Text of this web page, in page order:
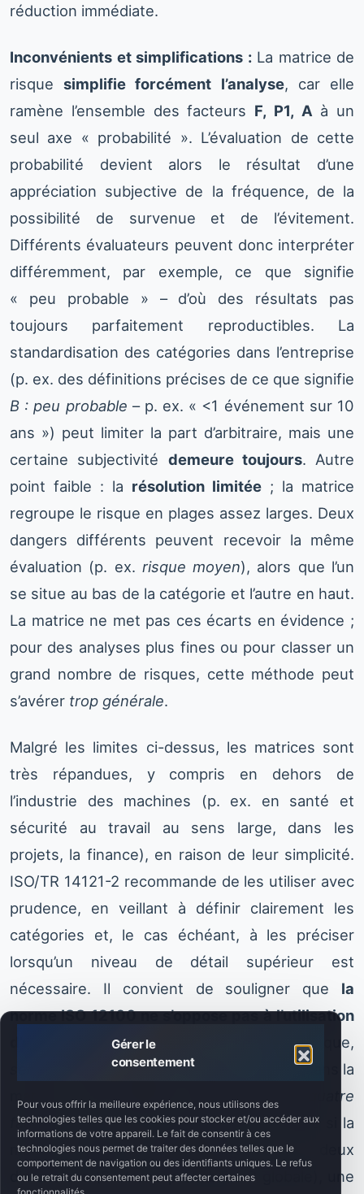
Gérer le
consentement
Pour vous offrir la meilleure expérience, nous utilisons des
technologies telles que les cookies pour stocker et/ou accéder aux
informations de votre appareil. Le fait de consentir à ces
technologies nous permet de traiter des données telles que le
comportement de navigation ou des identifiants uniques. Le refus
ou le retrait du consentement peut affecter certaines
réduction immédiate.
Inconvénients et simplifications :La matrice de
risquesimplifie forcément l’analyse, car elle
ramène l’ensemble des facteurs F, P1, A à un
seul axe « probabilité ». L’évaluation de cette
probabilité devient alors le résultat d’une
appréciation subjective de la fréquence, de la
possibilité de survenue et de l’évitement.
Différents évaluateurs peuvent donc interpréter
différemment, par exemple, ce que signifie
« peu probable » – d’où des résultats pas
toujours parfaitement reproductibles. La
standardisation des catégories dans l’entreprise
(p. ex. des définitions précises de ce que signifie
B : peu probable – p. ex. « <1 événement sur 10
ans ») peut limiter la part d’arbitraire, mais une
certaine subjectivité demeure toujours. Autre
point faible : la résolution limitée ; la matrice
regroupe le risque en plages assez larges. Deux
dangers différents peuvent recevoir la même
évaluation (p. ex. risque moyen), alors que l’un
se situe au bas de la catégorie et l’autre en haut.
La matrice ne met pas ces écarts en évidence ;
pour des analyses plus fines ou pour classer un
grand nombre de risques, cette méthode peut
s’avérer trop générale.
Malgré les limites ci-dessus, les matrices sont
très répandues, y compris en dehors de
l’industrie des machines (p. ex. en santé et
sécurité au travail au sens large, dans les
projets, la finance), en raison de leur simplicité.
ISO/TR 14121-2 recommande de les utiliser avec
prudence, en veillant à définir clairement les
catégories et, le cas échéant, à les préciser
lorsqu’un niveau de détail supérieur est
nécessaire. Il convient de souligner que la
norme ISO 12100 ne s’oppose pas à l’utilisation
d’une matrice, à condition de se rappeler que,
selon la norme, avant de classer le risque dans la
matrice, il faut réfléchir à
l’ensemble des quatre
facteurs(S, F, P1, A). Autrement dit, même si la
matrice n’opère explicitement que sur deux
dimensions (S et une probabilité P globale), une